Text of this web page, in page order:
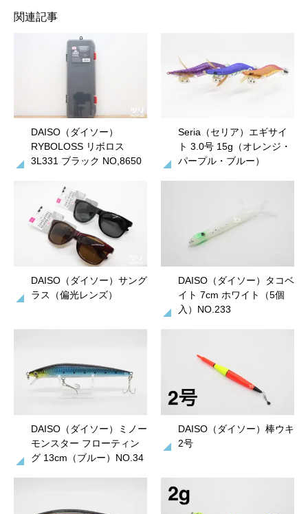
関連記事
DAISO（ダイソー）
RYBOLOSS リボロス
3L331 ブラック NO,8650
Seria（セリア）エギサイ
ト 3.0号 15g（オレンジ・
パープル・ブルー）
DAISO（ダイソー）サング
ラス（偏光レンズ）
DAISO（ダイソー）タコベ
イト 7cm ホワイト（5個
入）NO.233
DAISO（ダイソー）ミノー
モンスター フローティン
グ 13cm（ブルー）NO.34
DAISO（ダイソー）棒ウキ
2号